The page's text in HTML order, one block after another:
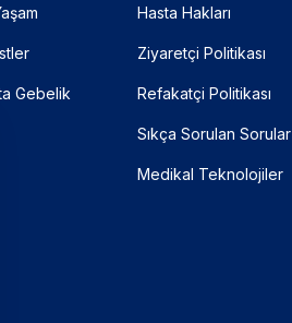
Gebelik
Hasta Hakları
Ziyaretçi Politikası
Refakatçi Politikası
Sıkça Sorulan Sorular
Medikal Teknolojiler